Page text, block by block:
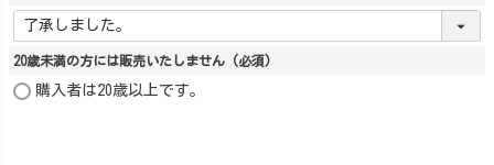
20歳未満の方には販売いたしません (必須)
購入者は20歳以上です。